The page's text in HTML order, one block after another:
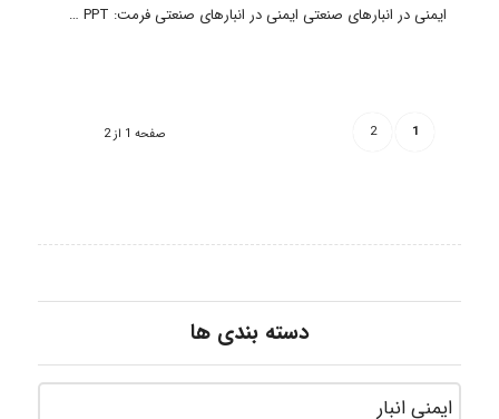
ایمنی در انبارهای صنعتی ایمنی در انبارهای صنعتی فرمت: PPT …
صفحه 1 از 2 1
2
دسته بندی ها